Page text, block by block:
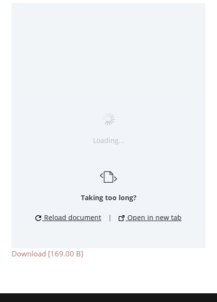
Loading...
Taking too long?
Reload document | Open in new tab
Download [169.00 B]